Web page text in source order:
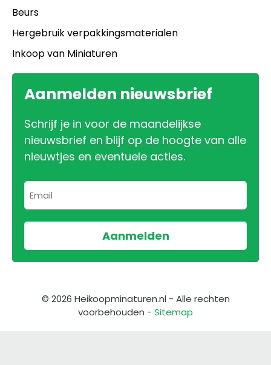
Beurs
Hergebruik verpakkingsmaterialen
Inkoop van Miniaturen
Aanmelden nieuwsbrief
Schrijf je in voor de maandelijkse
nieuwsbrief en blijf op de hoogte van alle
nieuwtjes en eventuele acties.
© 2026 Heikoopminaturen.nl - Alle rechten
voorbehouden - Sitemap